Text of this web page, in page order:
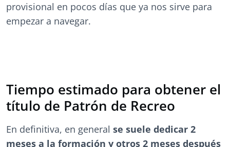
provisional en pocos días que ya nos sirve para
empezar a navegar.
Tiempo estimado para obtener el
título de Patrón de Recreo
En definitiva, en general se suele dedicar 2
meses a la formación y otros 2 meses después